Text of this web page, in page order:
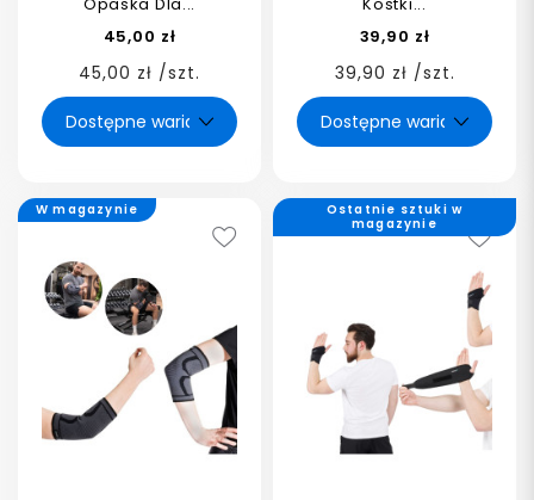
45,00 zł
45,00 zł /szt.
39,90 zł
39,90 zł /szt.
W magazynie
Ostatnie sztuki w
magazynie